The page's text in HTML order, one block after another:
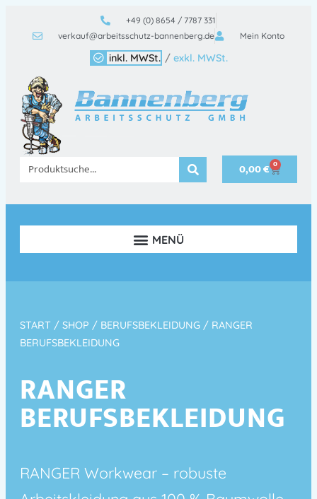
+49 (0) 8654 / 7787 331
verkauf@arbeitsschutz-bannenberg.de
Mein Konto
inkl. MWSt. / exkl. MWSt.
0,00€ 0
START / SHOP / BERUFSBEKLEIDUNG / RANGER
BERUFSBEKLEIDUNG
RANGER
BERUFSBEKLEIDUNG
RANGER Workwear – robuste